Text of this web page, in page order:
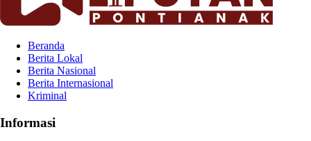
Beranda
Berita Lokal
Berita Nasional
Berita Internasional
Kriminal
Informasi